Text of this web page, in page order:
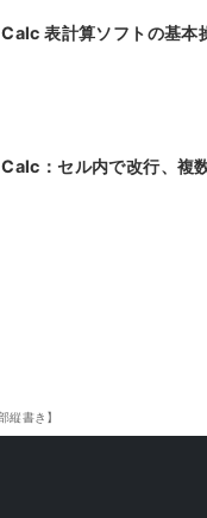
表計算ソフトの基本
：セル内で改行、複
書き】